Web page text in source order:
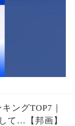
ングTOP7｜
て…【邦画】